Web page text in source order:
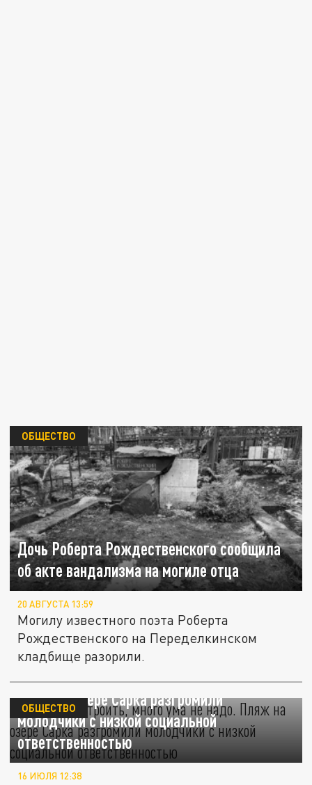
Дочь Роберта Рождественского сообщила
об акте вандализма на могиле отца
ОБЩЕСТВО
20 АВГУСТА 13:59
Могилу известного поэта Роберта
Рождественского на Переделкинском
кладбище разорили.
Ломать не строить, много ума не надо.
Пляж на озере Сарка разгромили
молодчики с низкой социальной
ответственностью
ОБЩЕСТВО
16 ИЮЛЯ 12:38